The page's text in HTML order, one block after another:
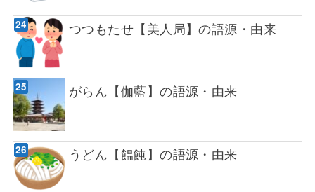
つつもたせ【美人局】の語源・由来
がらん【伽藍】の語源・由来
うどん【饂飩】の語源・由来